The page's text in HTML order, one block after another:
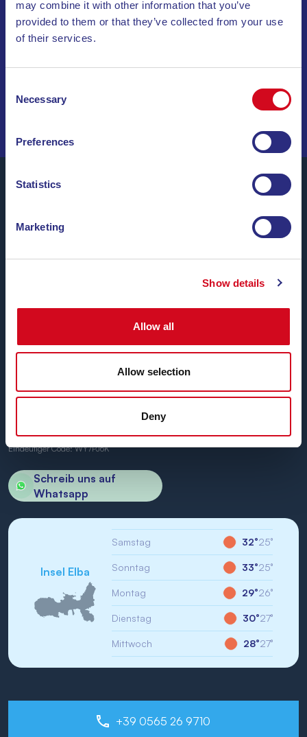
may combine it with other information that you’ve
provided to them or that they’ve collected from your use
of their services.
Selection
Necessary
Preferences
Statistics
Marketing
Show details
Allow all
Allow selection
Deny
ABONNIEREN SIE UNSEREN NEWSLETTER
INVIA
SEGELN SIE DURCH SONDERANGEBOTE, TRAUMZIELE
Blu Navy, Fähren zur Insel Elba.
günstigen Tarifen, bequemen Uhrzeiten und mit
zwischen den Häfen von Piombino
Wir freuen uns, Sie an Bord begrüßen zu dürfen.
BN di Navigazione SPA
Firmensitz: Portoferraio (LI) Calata Italia 22
Firmenkapital: 1000000,00 €
Eindeutiger Code: WY7PJ6K
Schreib uns auf
Whatsapp
Insel Elba
Samstag 32°25°
Sonntag 33°25°
Montag 29°26°
Dienstag 30°27°
Mittwoch 28°27°
+39 0565 26 9710